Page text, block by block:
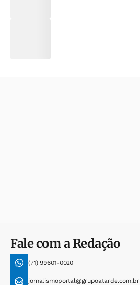
Fale com a Redação
(71) 99601-0020
jornalismoportal@grupoatarde.com.br